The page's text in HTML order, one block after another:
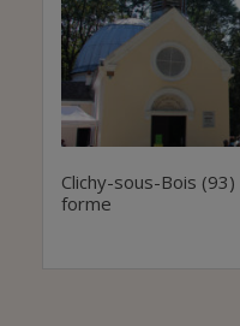
Clichy-sous-Bois
forme